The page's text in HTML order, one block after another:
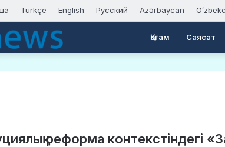
Türkçe English Русский Azərbaycan
Қоғам Саясат
реформа контекстіндегі